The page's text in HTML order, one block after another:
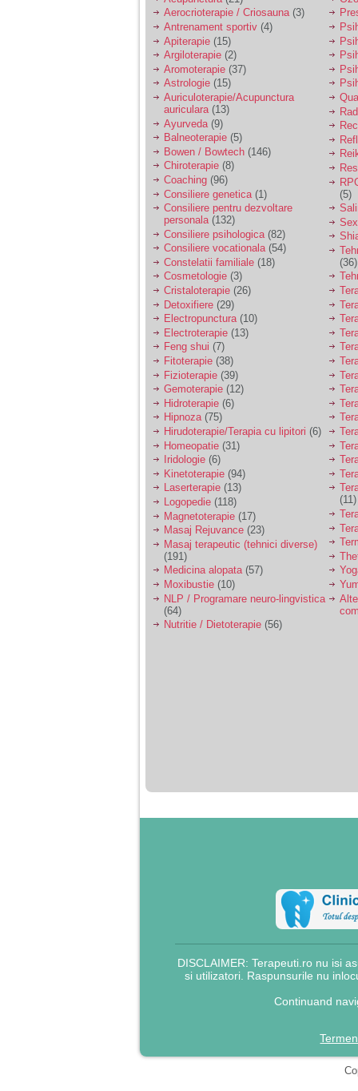
Aerocrioterapie / Criosauna(3)
Antrenament sportiv (4)
Apiterapie (15)
Argiloterapie (2)
Aromoterapie (37)
Astrologie (15)
Auriculoterapie/Acupunctura
auriculara (13)
Ayurveda (9)
Balneoterapie (5)
Bowen / Bowtech (146)
Chiroterapie (8)
Coaching (96)
Consiliere genetica (1)
Consiliere pentru dezvoltare
personala(132)
Consiliere psihologica (82)
Consiliere vocationala(54)
Constelatii familiale (18)
Cosmetologie (3)
Cristaloterapie (26)
Detoxifiere (29)
Electropunctura(10)
Electroterapie (13)
Feng shui (7)
Fitoterapie (38)
Fizioterapie (39)
Gemoterapie (12)
Hidroterapie (6)
Hipnoza(75)
Hirudoterapie/Terapia cu lipitori (6)
Homeopatie (31)
Iridologie (6)
Kinetoterapie (94)
Laserterapie (13)
Logopedie (118)
Magnetoterapie (17)
Masaj Rejuvance (23)
Masaj terapeutic (tehnici diverse)
(191)
Medicina alopata(57)
Moxibustie (10)
NLP / Programare neuro-lingvistica
(64)
Nutritie / Dietoterapie (56)
(5)
(36)
(11)
DISCLAIMER: Terapeuti.ro nu isi
si utilizatori. Raspunsurile nu
Continuand